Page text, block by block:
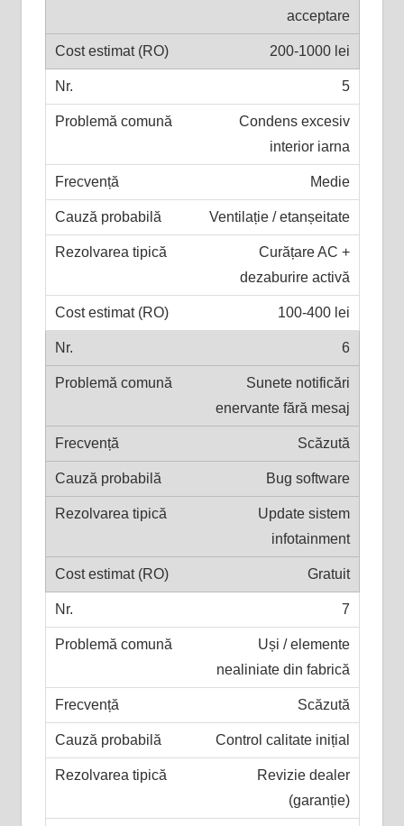
acceptare
200-1000 lei
5
Condens excesiv
interior iarna
Medie
Ventilație / etanșeitate
Curățare AC +
dezaburire activă
100-400 lei
6
Sunete notificări
enervante fără mesaj
Scăzută
Bug software
Update sistem
infotainment
Gratuit
7
Uși / elemente
nealiniate din fabrică
Scăzută
Control calitate inițial
Revizie dealer
(garanție)